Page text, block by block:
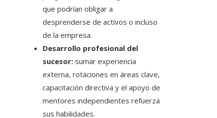
que podrían obligar a
desprenderse de activos o incluso
de la empresa.
Desarrollo profesional del
sucesor: sumar experiencia
externa, rotaciones en áreas clave,
capacitación directiva y el apoyo de
mentores independientes refuerza
sus habilidades.